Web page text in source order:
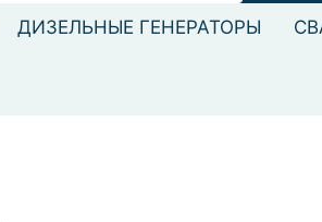
ДИЗЕЛЬНЫЕ ГЕНЕРАТОРЫ